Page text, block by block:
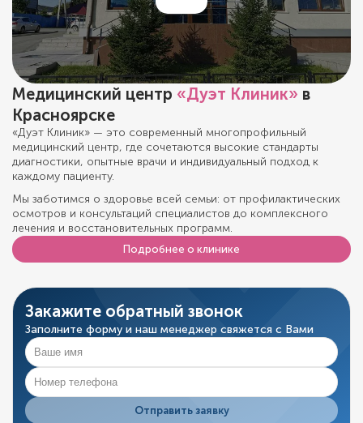
Медицинский центр «Дуэт Клиник» в
Красноярске
«Дуэт Клиник» — это современный многопрофильный
медицинский центр, где сочетаются высокие стандарты
диагностики, опытные врачи и индивидуальный подход к
каждому пациенту.
Мы заботимся о здоровье всей семьи: от профилактических
осмотров и консультаций специалистов до комплексного
лечения и восстановительных программ.
Подробнее о клинике
Закажите обратный звонок
Заполните форму и наш менеджер свяжется с Вами
Отправить заявку